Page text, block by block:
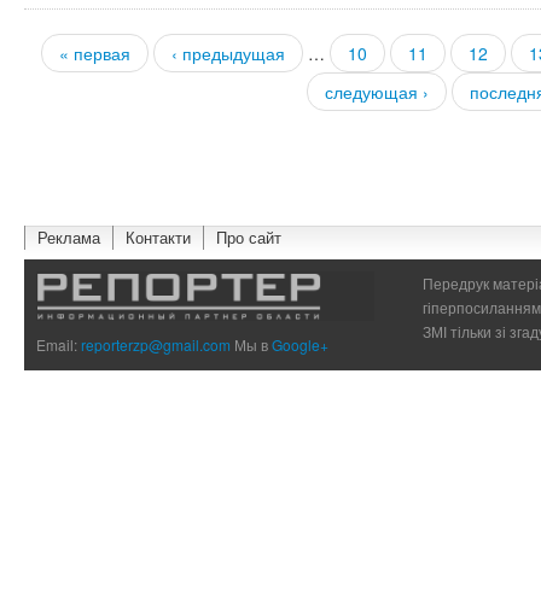
Страницы
« первая ‹ предыдущая … 10 11 12
следующая ›
Реклама Контакти Про сайт
Email:reporterzp@gmail.com Мы вGoogle+
Передрук
ЗМІ тільки зі